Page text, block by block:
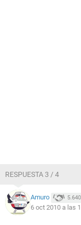
RESPUESTA 3 / 4
Amuro 5.640
6 oct 2010 a las